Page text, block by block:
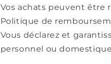
Vos achats peuvent
Politique de
Vous déclarez et
personnel ou